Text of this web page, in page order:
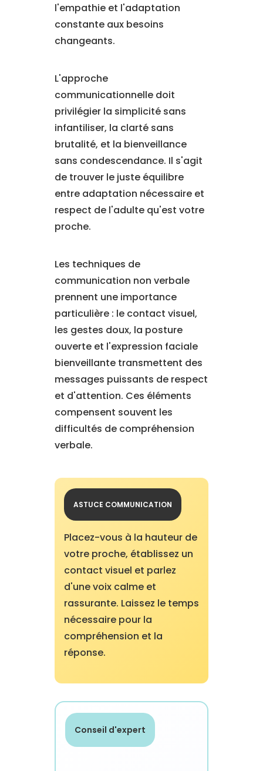
l'empathie et l'adaptation
constante aux besoins
changeants.
L'approche
communicationnelle doit
privilégier la simplicité sans
infantiliser, la clarté sans
brutalité, et la bienveillance
sans condescendance. Il s'agit
de trouver le juste équilibre
entre adaptation nécessaire et
respect de l'adulte qu'est votre
proche.
Les techniques de
communication non verbale
prennent une importance
particulière : le contact visuel,
les gestes doux, la posture
ouverte et l'expression faciale
bienveillante transmettent des
messages puissants de respect
et d'attention. Ces éléments
compensent souvent les
difficultés de compréhension
verbale.
ASTUCE COMMUNICATION
Placez-vous à la hauteur de
votre proche, établissez un
contact visuel et parlez
d'une voix calme et
rassurante. Laissez le temps
nécessaire pour la
compréhension et la
réponse.
Conseil d'expert